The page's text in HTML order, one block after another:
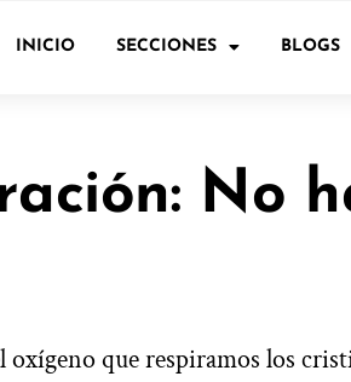
INICIO SECCIONES BLOGS
No
oxígeno que respiramos los